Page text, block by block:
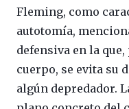
Fleming, como
autotomía,
defensiva en la
cuerpo, se evita su
algún depredador.